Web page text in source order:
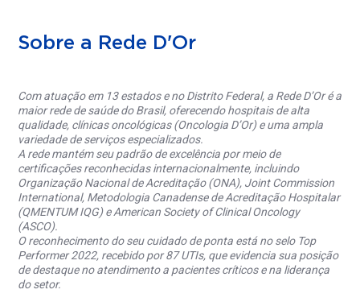
Sobre a Rede D'Or
Com atuação em 13 estados e no Distrito Federal, a Rede D’Or é a
maior rede de saúde do Brasil, oferecendo hospitais de alta
qualidade, clínicas oncológicas (Oncologia D’Or) e uma ampla
variedade de serviços especializados.
A rede mantém seu padrão de excelência por meio de
certificações reconhecidas internacionalmente, incluindo
Organização Nacional de Acreditação (ONA), Joint Commission
International, Metodologia Canadense de Acreditação Hospitalar
(QMENTUM IQG) e American Society of Clinical Oncology
(ASCO).
O reconhecimento do seu cuidado de ponta está no selo Top
Performer 2022, recebido por 87 UTIs, que evidencia sua posição
de destaque no atendimento a pacientes críticos e na liderança
do setor.